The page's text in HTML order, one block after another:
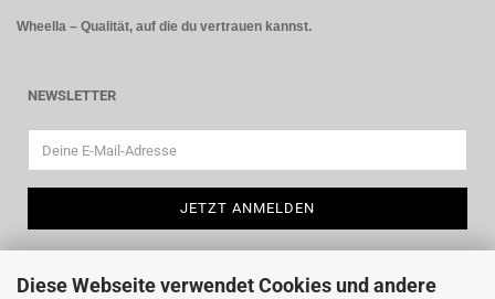
Diese Webseite verwendet Cookies und andere
Wheella – Qualität, auf die du vertrauen kannst.
NEWSLETTER